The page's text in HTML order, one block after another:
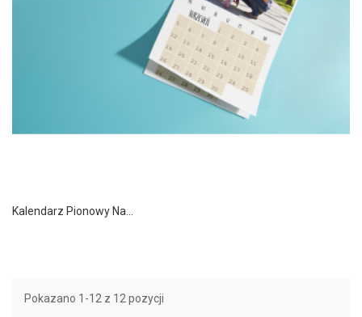
Kalendarz Pionowy Na...
Pokazano 1-12 z 12 pozycji